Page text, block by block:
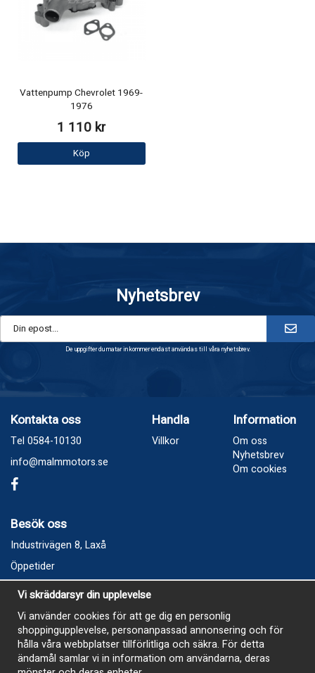
Vattenpump Chevrolet 1969-
1976
1 110 kr
Köp
Nyhetsbrev
De uppgifter du matar in kommer endast användas till våra nyhetsbrev.
Kontakta oss
Tel 0584-10130
info@malmmotors.se
Handla
Villkor
Information
Om oss
Nyhetsbrev
Om cookies
Besök oss
Industrivägen 8, Laxå
Öppetider
Vecka 32
Måndag kl 9-12, kl 13 - 15
Onsdag kl 9-12, kl 13 - 15
Tisdag, Tordag och Fredag stängt
E-Handelsbutiken är öppen och paket skickas hela
Vi skräddarsyr din upplevelse
Vi använder cookies för att ge dig en personlig
shoppingupplevelse, personanpassad annonsering och för
hålla våra webbplatser tillförlitliga och säkra. För detta
ändamål samlar vi in information om användarna, deras